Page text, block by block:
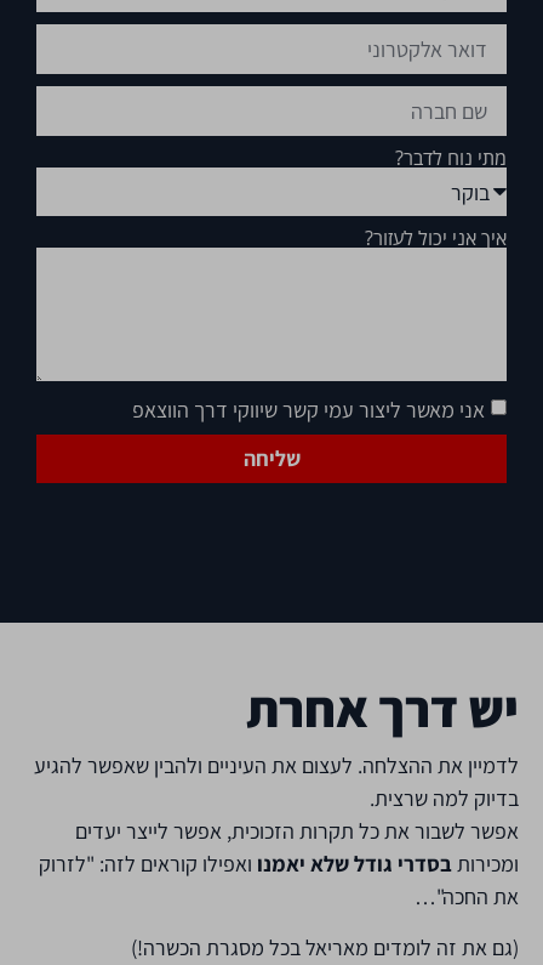
מתי נוח לדבר?
איך אני יכול לעזור?
אני מאשר ליצור עמי קשר שיווקי דרך הווצאפ
שליחה
יש דרך אחרת
לדמיין את ההצלחה. לעצום את העיניים ולהבין שאפשר להגיע
בדיוק למה שרצית.
אפשר לשבור את כל תקרות הזכוכית, אפשר לייצר יעדים
ומכירותבסדרי גודל שלא יאמנו ואפילו קוראים לזה: "לזרוק
את החכה"…
(גם את זה לומדים מאריאל בכל מסגרת הכשרה!)